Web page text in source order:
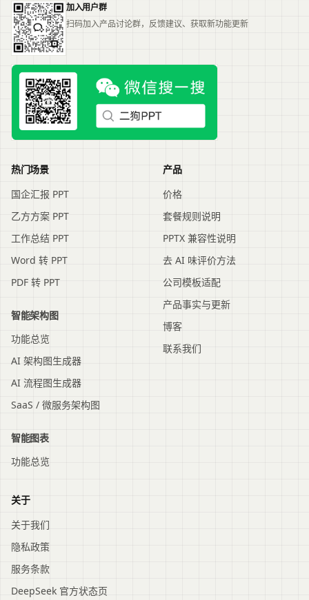
加入用户群
扫码加入产品讨论群，反馈建议、获取新功能更新
热门场景
国企汇报 PPT
乙方方案 PPT
工作总结 PPT
Word 转 PPT
PDF 转 PPT
智能架构图
功能总览
AI 架构图生成器
AI 流程图生成器
SaaS / 微服务架构图
智能图表
功能总览
产品
价格
套餐规则说明
PPTX 兼容性说明
去 AI 味评价方法
公司模板适配
产品事实与更新
博客
联系我们
关于
关于我们
隐私政策
服务条款
DeepSeek 官方状态页